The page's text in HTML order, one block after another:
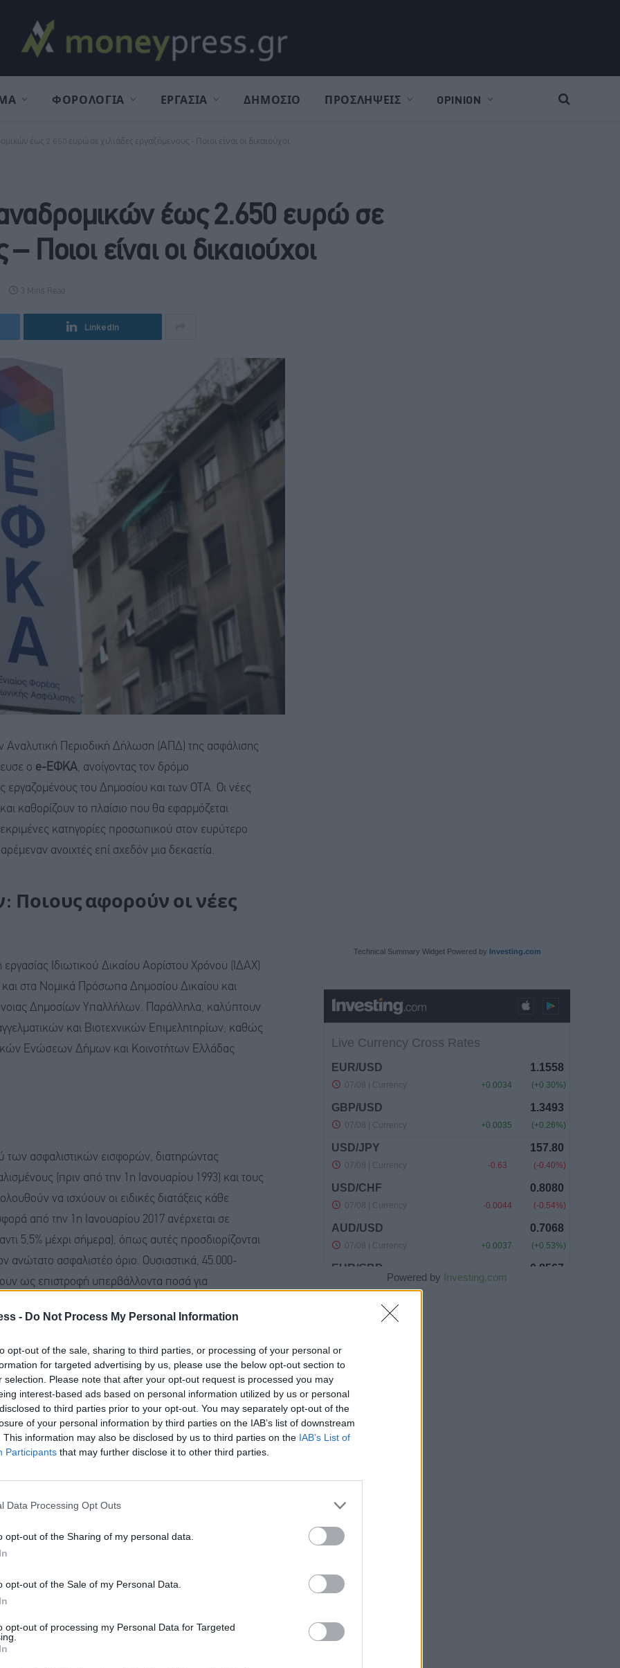
- Do Not Process My Personal Information
opt-out of the sale, sharing to third parties, or processing of your personal or
for targeted advertising by us, please use the below opt-out section to
selection. Please note that after your opt-out request is processed you may
interest-based ads based on personal information utilized by us or personal
to third parties prior to your opt-out. You may separately opt-out of the
of your personal information by third parties on the IAB’s list of downstream
This information may also be disclosed by us to third parties on the IAB’s List of
Participants that may further disclose it to other third parties.
Data Processing Opt Outs
opt-out of the Sharing of my personal data.
opt-out of the Sale of my Personal Data.
opt-out of processing my Personal Data for Targeted
ΦΟΡΟΛΟΓΙΑ ΕΡΓΑΣΙΑ ΔΗΜΟΣΙΟ ΠΡΟΣΛΗΨΕΙΣ OPINION
έως 2.650 ευρώ σε χιλιάδες εργαζόμενους – Ποιοι είναι οι δικαιούχοι
έως 2.650 ευρώ σε
Ποιοι είναι οι δικαιούχοι
3 Mins Read
LinkedIn
Αναλυτική Περιοδική Δήλωση (ΑΠΔ) της ασφάλισης
ο e-ΕΦΚΑ, ανοίγοντας τον δρόμο
εργαζομένους του Δημοσίου και των ΟΤΑ. Οι νέες
καθορίζουν το πλαίσιο που θα εφαρμόζεται
κατηγορίες προσωπικού στον ευρύτερο
ανοιχτές επί σχεδόν μια δεκαετία.
Ποιους αφορούν οι νέες
Ιδιωτικού Δικαίου Αορίστου Χρόνου (ΙΔΑΧ)
στα Νομικά Πρόσωπα Δημοσίου Δικαίου και
Δημοσίων Υπαλλήλων. Παράλληλα, καλύπτουν
και Βιοτεχνικών Επιμελητηρίων, καθώς
Ενώσεων Δήμων και Κοινοτήτων Ελλάδας
των ασφαλιστικών εισφορών, διατηρώντας
(πριν από την 1η Ιανουαρίου 1993) και τους
να ισχύουν οι ειδικές διατάξεις κάθε
από την 1η Ιανουαρίου 2017 ανέρχεται σε
5,5% μέχρι σήμερα), όπως αυτές προσδιορίζονται
ανώτατο ασφαλιστέο όριο. Ουσιαστικά, 45.000-
ως επιστροφή υπερβάλλοντα ποσά για
και μέχρι σήμερα, που υπολογίζονται σε 2.650 €
Ιουνίου 2026, με βάση τις μέσες αποδοχές
Ιδιαίτερη βαρύτητα δίνεται στην απεικόνιση της
υποβολή
να δηλώνεται με ξεχωριστή εγγραφή και ειδική
για τους λοιπούς κλάδους ασφάλισης,
η επικουρική ασφάλιση. Για κάθε κατηγορία
(ΚΑΔ), Κωδικοί Ειδικότητας και
η ορθή και ενιαία εφαρμογή των διατάξεων.
ΑΠΔ αποκλειστικά για τον κλάδο
2017 και εφεξής. Η διαδικασία αυτή θα μπορεί να
άλλων κυρώσεων έως τις 31 Δεκεμβρίου 2026, ενώ
και οι αντίστοιχες ασφαλιστικές εισφορές,
Technical Summary Widget Powered by Investing.com
Powered by Investing.com